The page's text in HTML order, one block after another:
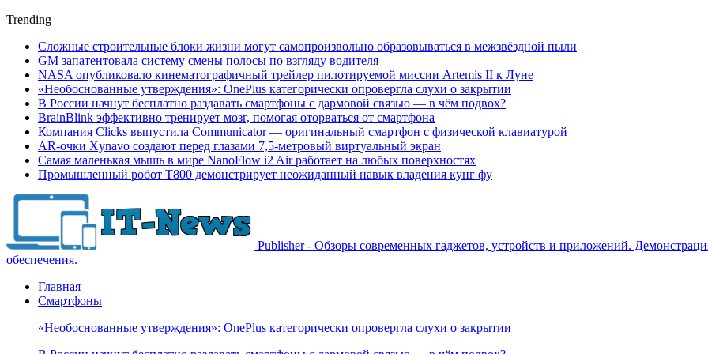
Trending
Сложные строительные блоки жизни могут самопроизвольно образовываться в межзвёздной пыли
GM запатентовала систему смены полосы по взгляду водителя
NASA опубликовало кинематографичный трейлер пилотируемой миссии Artemis II к Луне
«Необоснованные утверждения»: OnePlus категорически опровергла слухи о закрытии
В России начнут бесплатно раздавать смартфоны с дармовой связью — в чём подвох?
BrainBlink эффективно тренирует мозг, помогая оторваться от смартфона
Компания Clicks выпустила Communicator — оригинальный смартфон с физической клавиатурой
AR-очки Xynavo создают перед глазами 7,5-метровый виртуальный экран
Самая маленькая мышь в мире NanoFlow i2 Air работает на любых поверхностях
Промышленный робот Т800 демонстрирует неожиданный навык владения кунг фу
Publisher - Обзоры современных гаджетов, устройств и приложений.
обеспечения.
Главная
Смартфоны
«Необоснованные утверждения»: OnePlus категорически опровергла слухи о закрытии